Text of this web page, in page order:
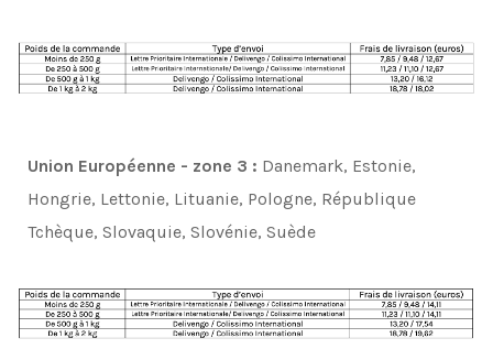
Union Européenne - zone 3 : Danemark, Estonie,
Hongrie, Lettonie, Lituanie, Pologne, République
Tchèque, Slovaquie, Slovénie, Suède